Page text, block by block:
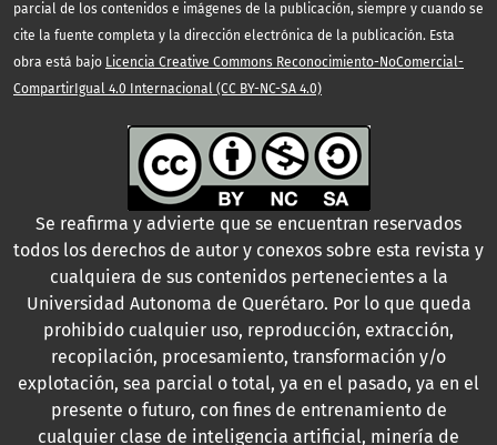
parcial de los contenidos e imágenes de la publicación, siempre y cuando se
cite la fuente completa y la dirección electrónica de la publicación. Esta
obra está bajo Licencia Creative Commons Reconocimiento-NoComercial-
CompartirIgual 4.0 Internacional (CC BY-NC-SA 4.0)
Se reafirma y advierte que se encuentran reservados
todos los derechos de autor y conexos sobre esta revista y
cualquiera de sus contenidos pertenecientes a la
Universidad Autonoma de Querétaro. Por lo que queda
prohibido cualquier uso, reproducción, extracción,
recopilación, procesamiento, transformación y/o
explotación, sea parcial o total, ya en el pasado, ya en el
presente o futuro, con fines de entrenamiento de
cualquier clase de inteligencia artificial, minería de